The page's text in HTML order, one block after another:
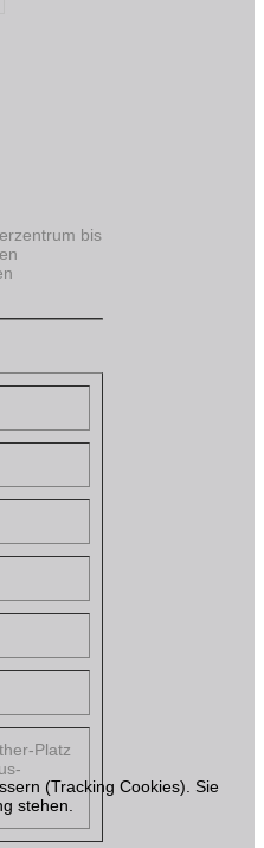
bis
Platz
(Tracking Cookies). Sie
stehen.